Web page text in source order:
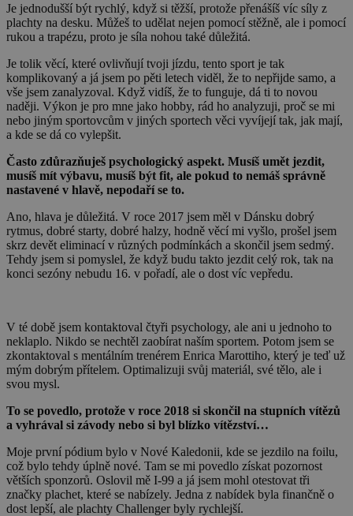
Je jednodušší být rychlý, když si těžší, protože přenášíš víc síly z
plachty na desku. Můžeš to udělat nejen pomocí stěžně, ale i pomocí
rukou a trapézu, proto je síla nohou také důležitá.
Je tolik věcí, které ovlivňují tvoji jízdu, tento sport je tak
komplikovaný a já jsem po pěti letech viděl, že to nepřijde samo, a
vše jsem zanalyzoval. Když vidíš, že to funguje, dá ti to novou
naději. Výkon je pro mne jako hobby, rád ho analyzuji, proč se mi
nebo jiným sportovcům v jiných sportech věci vyvíjejí tak, jak mají,
a kde se dá co vylepšit.
Často zdůrazňuješ psychologický aspekt. Musíš umět jezdit,
musíš mít výbavu, musíš být fit, ale pokud to nemáš správně
nastavené v hlavě, nepodaří se to.
Ano, hlava je důležitá. V roce 2017 jsem měl v Dánsku dobrý
rytmus, dobré starty, dobré halzy, hodně věcí mi vyšlo, prošel jsem
skrz devět eliminací v různých podmínkách a skončil jsem sedmý.
Tehdy jsem si pomyslel, že když budu takto jezdit celý rok, tak na
konci sezóny nebudu 16. v pořadí, ale o dost víc vepředu.
V té době jsem kontaktoval čtyři psychology, ale ani u jednoho to
neklaplo. Nikdo se nechtěl zaobírat naším sportem. Potom jsem se
zkontaktoval s mentálním trenérem Enrica Marottiho, který je teď už
mým dobrým přítelem. Optimalizuji svůj materiál, své tělo, ale i
svou mysl.
To se povedlo, protože v roce 2018 si skončil na stupních vítězů
a vyhrával si závody nebo si byl blízko vítězství…
Moje první pódium bylo v Nové Kaledonii, kde se jezdilo na foilu,
což bylo tehdy úplně nové. Tam se mi povedlo získat pozornost
větších sponzorů. Oslovil mě I-99 a já jsem mohl otestovat tři
značky plachet, které se nabízely. Jedna z nabídek byla finančně o
dost lepší, ale plachty Challenger byly rychlejší.